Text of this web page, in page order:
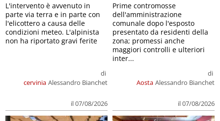
cervinia
di
Alessandro Bianchet
il 07/08/2026
L'intervento è avvenuto in
parte via terra e in parte con
l'elicottero a causa delle
condizioni meteo. L'alpinista
non ha riportato gravi ferite
Aosta
di
Alessandro Bianchet
il 07/08/2026
Prime contromosse
dell'amministrazione
comunale dopo l'esposto
presentato da residenti della
zona; promessi anche
maggiori controlli e ulteriori
inter...